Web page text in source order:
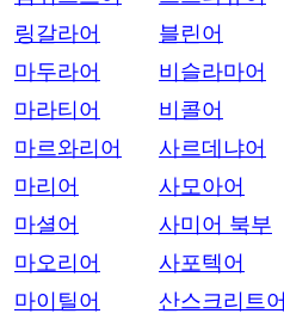
링갈라어
마두라어
마라티어
마르와리어
마리어
마셜어
마오리어
마이틸어
블린어
비슬라마어
비콜어
사르데냐어
사모아어
사미어 북부
사포텍어
산스크리트어